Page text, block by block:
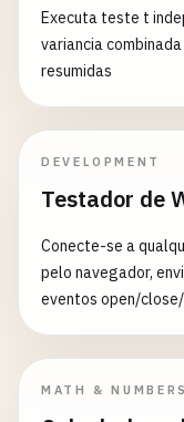
Executa teste t
variancia
resumidas
DEVELOPMENT
Testador de
Conecte-se a
pelo navegador,
eventos open/
MATH & NUMBERS